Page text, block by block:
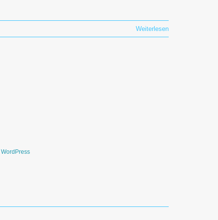
Weiterlesen
WordPress